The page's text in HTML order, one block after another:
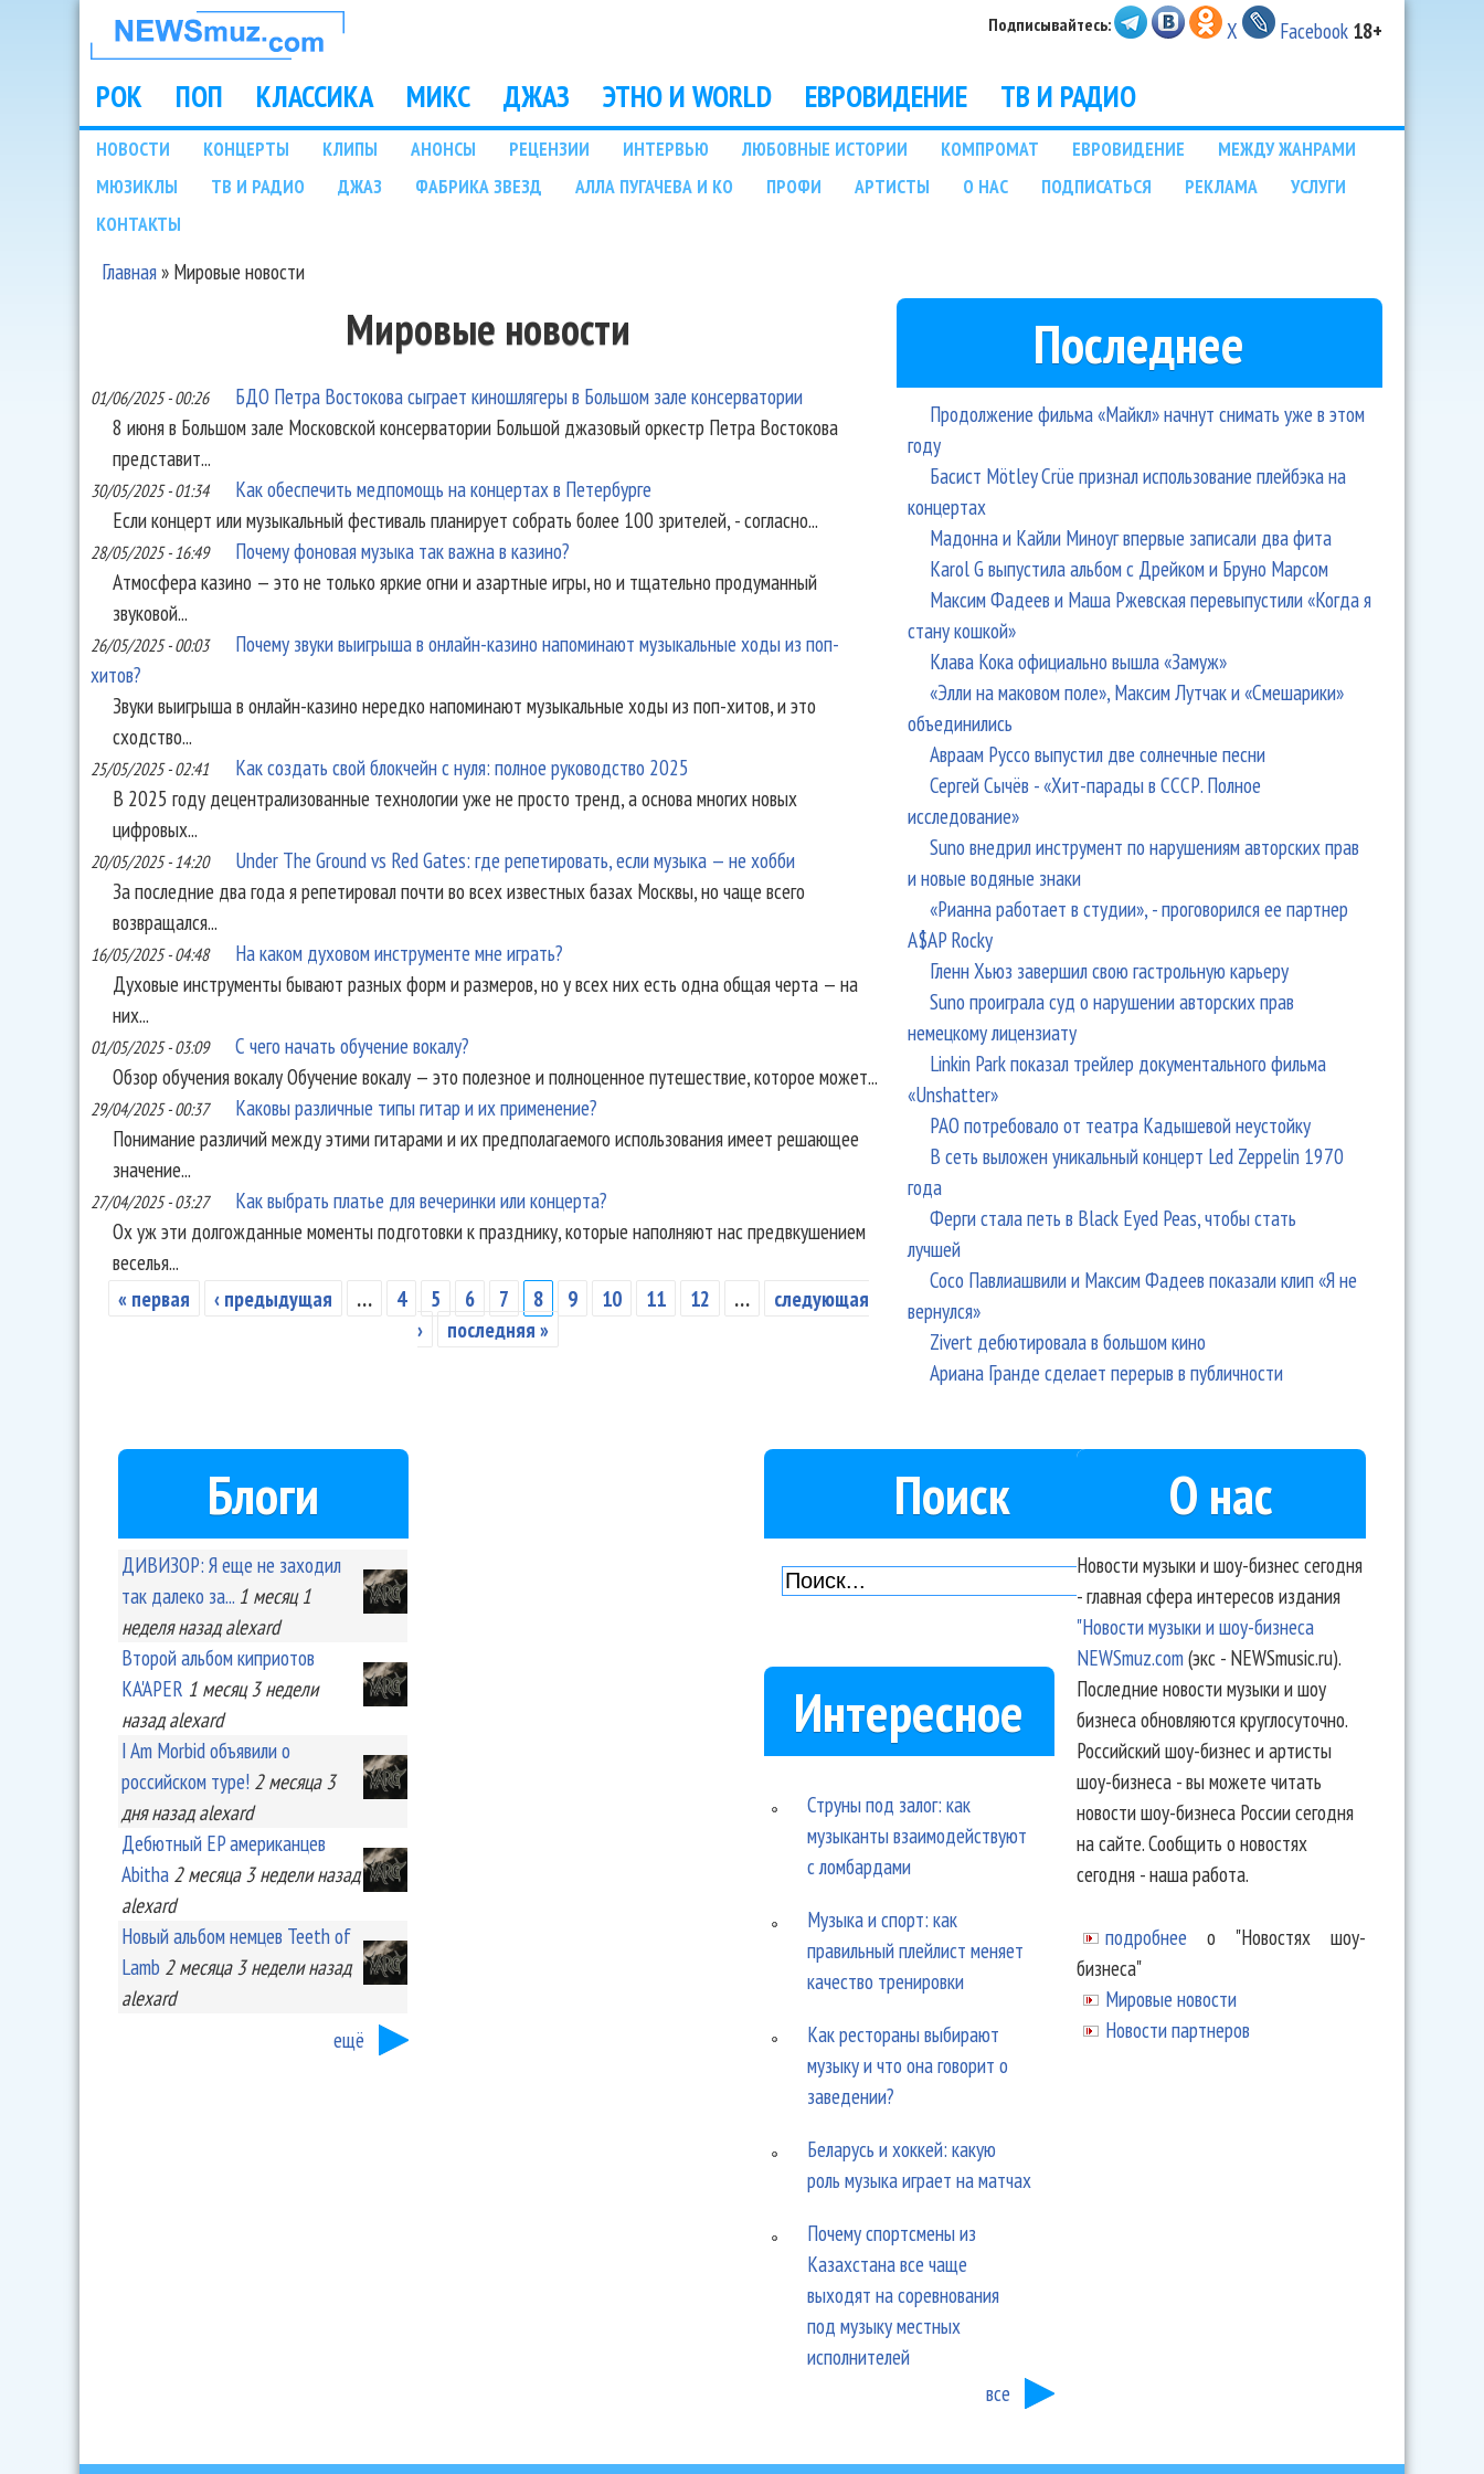
НОВОСТИ
МУЗЫКИ И
ШОУ БИЗНЕСА
NEWSMUZ.COM
Подписывайтесь: X Facebook 18+
Main menu
РОК ПОП КЛАССИКА МИКС ДЖАЗ ЭТНО И WORLD ЕВРОВИДЕНИЕ ТВ И РАДИО
Подразделы
НОВОСТИ КОНЦЕРТЫ КЛИПЫ АНОНСЫ РЕЦЕНЗИИ ИНТЕРВЬЮ ЛЮБОВНЫЕ ИСТОРИИ КОМПРОМАТ ЕВРОВИДЕНИЕ
МЕЖДУ ЖАНРАМИ
МЮЗИКЛЫ
ТВ И РАДИО ДЖАЗ ФАБРИКА ЗВЕЗД АЛЛА ПУГАЧЕВА И КО ПРОФИ АРТИСТЫ О НАС ПОДПИСАТЬСЯ РЕКЛАМА
УСЛУГИ
КОНТАКТЫ
Вы здесь
Главная» Мировые новости
Мировые новости
01/06/2025 - 00:26
БДО Петра Востокова сыграет киношлягеры в Большом зале консерватории
8 июня в Большом зале Московской консерватории Большой джазовый оркестр Петра Востокова
представит...
30/05/2025 - 01:34
Как обеспечить медпомощь на концертах в Петербурге
Если концерт или музыкальный фестиваль планирует собрать более 100 зрителей, - согласно...
28/05/2025 - 16:49
Почему фоновая музыка так важна в казино?
Атмосфера казино — это не только яркие огни и азартные игры, но и тщательно продуманный
звуковой...
26/05/2025 - 00:03
Почему звуки выигрыша в онлайн-казино напоминают музыкальные ходы из поп-
хитов?
Звуки выигрыша в онлайн-казино нередко напоминают музыкальные ходы из поп-хитов, и это
сходство...
25/05/2025 - 02:41
Как создать свой блокчейн с нуля: полное руководство 2025
В 2025 году децентрализованные технологии уже не просто тренд, а основа многих новых
цифровых...
20/05/2025 - 14:20
Under The Ground vs Red Gates: где репетировать, если музыка — не хобби
За последние два года я репетировал почти во всех известных базах Москвы, но чаще всего
возвращался...
16/05/2025 - 04:48
На каком духовом инструменте мне играть?
Духовые инструменты бывают разных форм и размеров, но у всех них есть одна общая черта — на
них...
01/05/2025 - 03:09
С чего начать обучение вокалу?
Обзор обучения вокалу Обучение вокалу — это полезное и полноценное путешествие, которое может...
29/04/2025 - 00:37
Каковы различные типы гитар и их применение?
Понимание различий между этими гитарами и их предполагаемого использования имеет решающее
значение...
27/04/2025 - 03:27
Как выбрать платье для вечеринки или концерта?
Ох уж эти долгожданные моменты подготовки к празднику, которые наполняют нас предвкушением
веселья...
« первая ‹ предыдущая … 4 5 6 7 8 9 10 11 12 …
следующая
›
последняя »
Последнее
Продолжение фильма «Майкл» начнут снимать уже в этом
году
Басист Mötley Crüe признал использование плейбэка на
концертах
Мадонна и Кайли Миноуг впервые записали два фита
Karol G выпустила альбом с Дрейком и Бруно Марсом
Максим Фадеев и Маша Ржевская перевыпустили «Когда я
стану кошкой»
Клава Кока официально вышла «Замуж»
«Элли на маковом поле», Максим Лутчак и «Смешарики»
объединились
Авраам Руссо выпустил две солнечные песни
Сергей Сычёв - «Хит-парады в СССР. Полное
исследование»
Suno внедрил инструмент по нарушениям авторских прав
и новые водяные знаки
«Рианна работает в студии», - проговорился ее партнер
A$AP Rocky
Гленн Хьюз завершил свою гастрольную карьеру
Suno проиграла суд о нарушении авторских прав
немецкому лицензиату
Linkin Park показал трейлер документального фильма
«Unshatter»
РАО потребовало от театра Кадышевой неустойку
В сеть выложен уникальный концерт Led Zeppelin 1970
года
Ферги стала петь в Black Eyed Peas, чтобы стать
лучшей
Сосо Павлиашвили и Максим Фадеев показали клип «Я не
вернулся»
Zivert дебютировала в большом кино
Ариана Гранде сделает перерыв в публичности
Блоги
ДИВИЗОР: Я еще не заходил
так далеко за... 1 месяц 1
неделяназад alexard
Второй альбом киприотов
KA'APER 1 месяц 3 недели
назад alexard
I Am Morbid объявили о
российском туре! 2 месяца 3
дняназад alexard
Дебютный EP американцев
Abitha 2 месяца 3 неделиназад
alexard
Новый альбом немцев Teeth of
Lamb 2 месяца 3 неделиназад
alexard
ещё
Поиск
Интересное
Струны под залог: как
музыканты взаимодействуют
с ломбардами
Музыка и спорт: как
правильный плейлист меняет
качество тренировки
Как рестораны выбирают
музыку и что она говорит о
заведении?
Беларусь и хоккей: какую
роль музыка играет на матчах
Почему спортсмены из
Казахстана все чаще
выходят на соревнования
под музыку местных
исполнителей
все
О нас
Новости музыки и шоу-бизнес сегодня
- главная сфера интересов издания
"Новости музыки и шоу-бизнеса
NEWSmuz.com(экс - NEWSmusic.ru).
Последние новости музыки и шоу
бизнеса обновляются круглосуточно.
Российский шоу-бизнес и артисты
шоу-бизнеса - вы можете читать
новости шоу-бизнеса России сегодня
на сайте. Сообщить о новостях
сегодня - наша работа.
подробнее о "Новостях шоу-
бизнеса"
Мировые новости
Новости партнеров